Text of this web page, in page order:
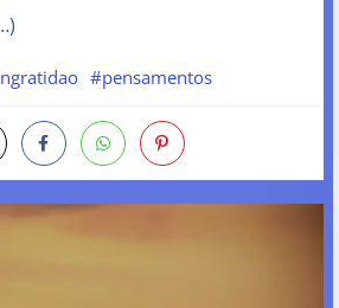
#pensamentos